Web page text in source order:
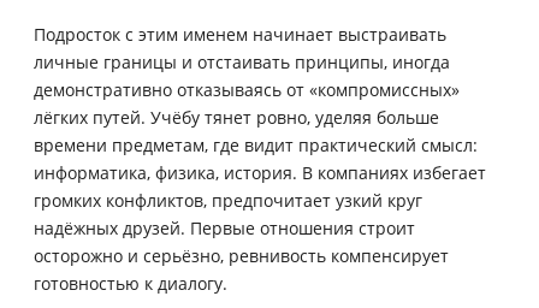
Подросток с этим именем начинает выстраивать
личные границы и отстаивать принципы, иногда
демонстративно отказываясь от «компромиссных»
лёгких путей. Учёбу тянет ровно, уделяя больше
времени предметам, где видит практический смысл:
информатика, физика, история. В компаниях избегает
громких конфликтов, предпочитает узкий круг
надёжных друзей. Первые отношения строит
осторожно и серьёзно, ревнивость компенсирует
готовностью к диалогу.